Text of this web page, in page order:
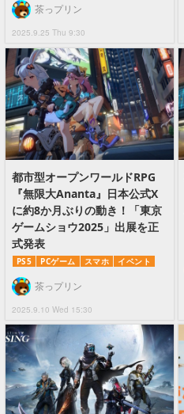
2025.9.25 Thu 9:30
茶っプリン
都市型オープンワールドRPG
『無限大Ananta』日本公式X
に約8か月ぶりの動き！「東京
ゲームショウ2025」出展を正
式発表
PS5 PCゲーム スマホ イベント
2025.9.10 Wed 15:30
茶っプリン